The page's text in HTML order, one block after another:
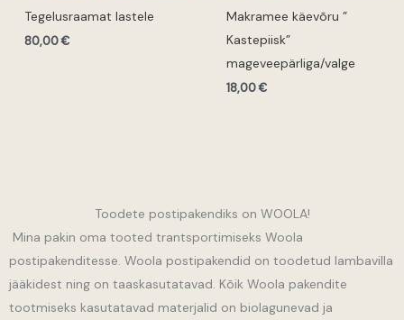
Tegelusraamat lastele
80,00€
Makramee käevõru ”
Kastepiisk”
mageveepärliga/valge
18,00€
Toodete postipakendiks on WOOLA!
Mina pakin oma tooted trantsportimiseks Woola
postipakenditesse. Woola postipakendid on toodetud lambavilla
jääkidest ning on taaskasutatavad. Kõik Woola pakendite
tootmiseks kasutatavad materjalid on biolagunevad ja